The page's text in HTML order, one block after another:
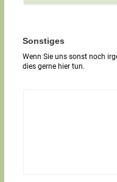
g
T
x
t
Sonstiges
Wenn Sie uns sonst noch
dies gerne hier tun.